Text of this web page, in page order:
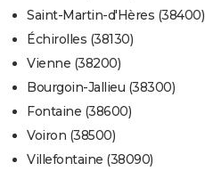
Saint-Martin-d'Hères (38400)
Échirolles (38130)
Vienne (38200)
Bourgoin-Jallieu (38300)
Fontaine (38600)
Voiron (38500)
Villefontaine (38090)